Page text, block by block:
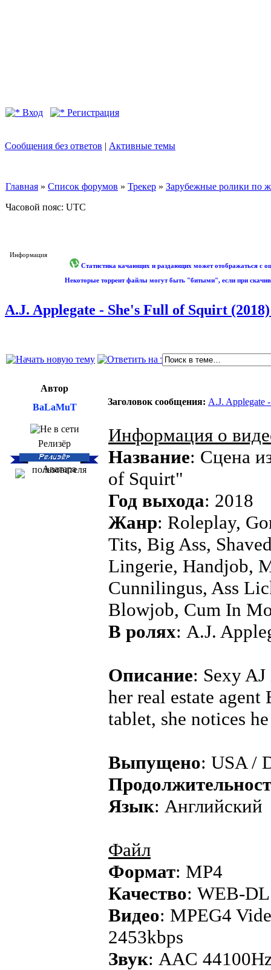
Вход Регистрация
Сообщения без ответов | Активные темы
Главная » Список форумов » Трекер » Зарубежные ролики по
Часовой пояс: UTC
Информация
Статистика качающих и раздающих может отображаться с
Некоторые торрент файлы могут быть "битыми", если при
A.J. Applegate - She's Full of Squirt
Автор
BaLaMuT
Заголовок сообщения: A.J. Applegate
Релизёр
Информация о
Название: Сцена
of Squirt"
Год выхода: 2018
Жанр: Roleplay,
Tits, Big Ass,
Lingerie, Handjob,
Cunnilingus, Ass
Blowjob, Cum In
В ролях: A.J.
Описание: Sexy
her real estate
tablet, she notices
Выпущено: USA /
Язык: Английский
Файл
Формат: MP4
Качество: WEB-DL
Видео: MPEG4
2453kbps
Звук: AAC